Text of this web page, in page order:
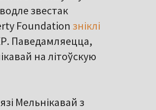
звестак
Foundation зніклі
Паведамляецца,
на літоўскую
Мельнікавай з